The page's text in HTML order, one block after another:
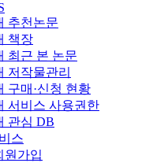
추천논문
책장
최근 본 논문
저작물관리
구매·신청 현황
서비스 사용권한
관심 DB
스
원가입